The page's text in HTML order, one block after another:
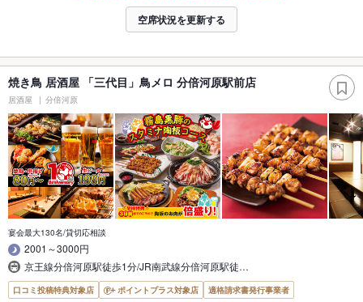
空席状況を更新する
焼き鳥 居酒屋 「三代目」鳥メロ 分倍河原駅前店
居酒屋 分倍河原
宴会最大130名/貸切応相談
2001～3000円
京王線分倍河原駅徒歩1分/JR南武線分倍河原駅徒…
口コミ投稿特典対象店 ポイントプラス対象店 適格請求書発行事業者